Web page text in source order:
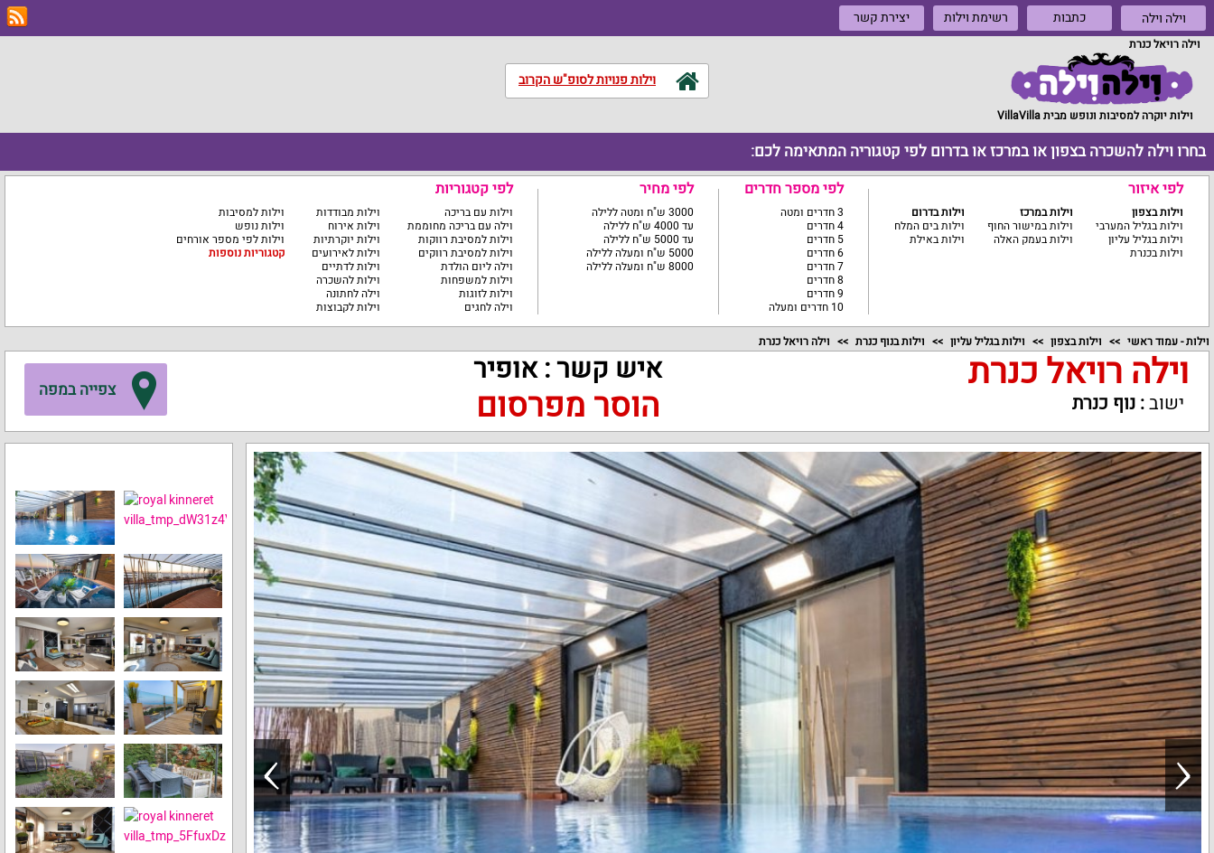
וילה וילה כתבות רשימת וילות יצירת קשר
וילה רויאל כנרת
וילות פנויות לסופ"ש הקרוב
וילות יוקרה למסיבות ונופש מבית VillaVilla
בחרו וילה להשכרה בצפון או במרכז או בדרום לפי קטגוריה המתאימה לכם:
לפי איזור
וילות בצפון
וילות בגליל המערבי
וילות בגליל עליון
וילות בכנרת
וילות במרכז
וילות במישור החוף
וילות בעמק האלה
וילות בדרום
וילות בים המלח
וילות באילת
לפי מספר חדרים
3 חדרים ומטה
4 חדרים
5 חדרים
6 חדרים
7 חדרים
8 חדרים
9 חדרים
10 חדרים ומעלה
לפי מחיר
3000 ש"ח ומטה ללילה
עד 4000 ש"ח ללילה
עד 5000 ש"ח ללילה
5000 ש"ח ומעלה ללילה
8000 ש"ח ומעלה ללילה
לפי קטגוריות
וילות עם בריכה
וילה עם בריכה מחוממת
וילות למסיבת רווקות
וילות למסיבת רווקים
וילה ליום הולדת
וילות למשפחות
וילות לזוגות
וילה לחגים
וילות מבודדות
וילות אירוח
וילות יוקרתיות
וילות לאירועים
וילות לדתיים
וילות להשכרה
וילה לחתונה
וילות לקבוצות
וילות למסיבות
וילות נופש
וילות לפי מספר אורחים
קטגוריות נוספות
וילות - עמוד ראשי וילות בצפון וילות בגליל עליון וילות בנוף כנרת וילה רויאל כנרת
צפייה במפה וילה רויאל כנרת
ישוב: נוף כנרת
איש קשר : אופיר
הוסר מפרסום